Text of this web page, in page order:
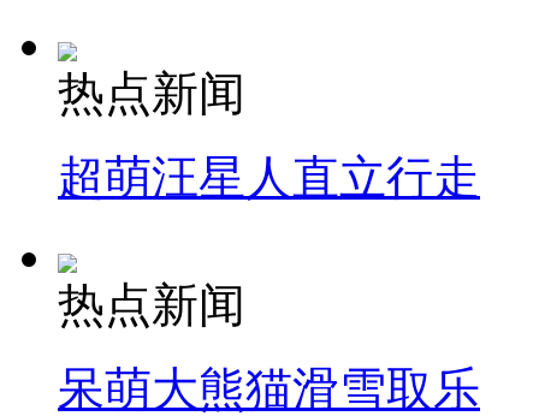
热点新闻
超萌汪星人直立行走
热点新闻
呆萌大熊猫滑雪取乐